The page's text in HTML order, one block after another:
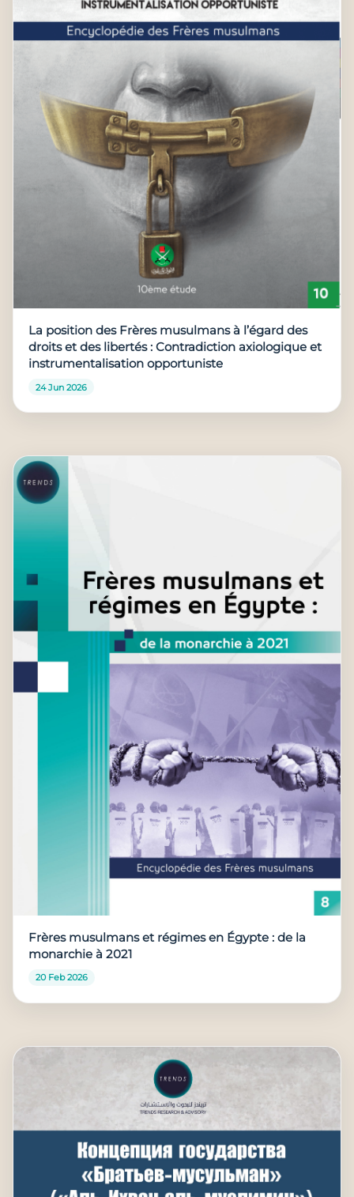
La position des Frères musulmans à l’égard des
droits et des libertés : Contradiction axiologique et
instrumentalisation opportuniste
24 Jun 2026
Frères musulmans et régimes en Égypte : de la
monarchie à 2021
20 Feb 2026